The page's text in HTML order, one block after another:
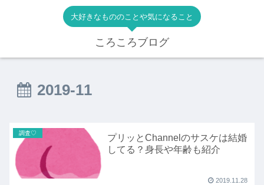
大好きなもののことや気になること
ころころブログ
2019-11
調査♡
プリッとChannelのサスケは結婚
してる？身長や年齢も紹介
2019.11.28